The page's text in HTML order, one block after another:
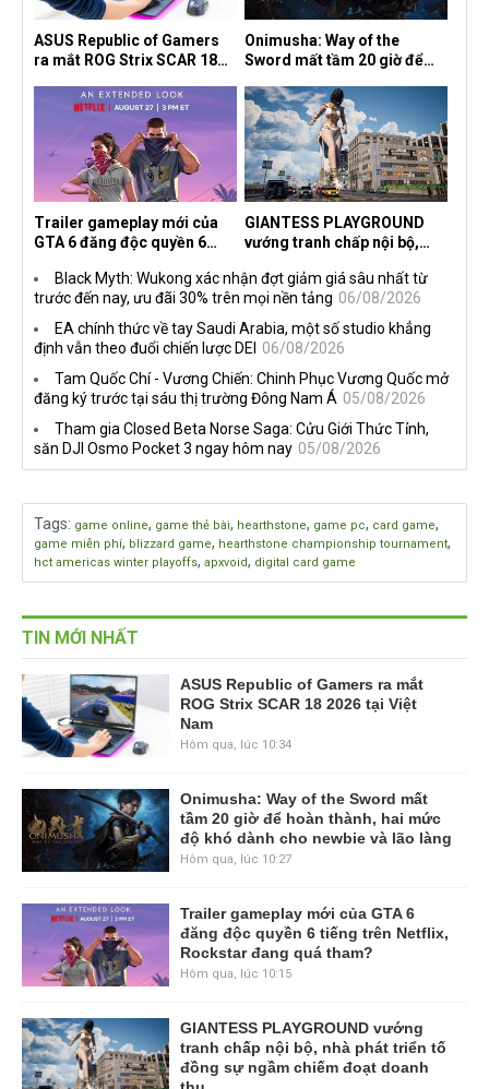
ASUS Republic of Gamers
ra mắt ROG Strix SCAR 18
Onimusha: Way of the
Sword mất tầm 20 giờ để
dành cho newbie và lão làng
Trailer gameplay mới của
GTA 6 đăng độc quyền 6
đang quá tham?
GIANTESS PLAYGROUND
vướng tranh chấp nội bộ,
ngầm chiếm đoạt doanh thu
Black Myth: Wukong xác nhận đợt giảm giá sâu nhất từ
trước đến nay, ưu đãi 30% trên mọi nền tảng 06/08/2026
EA chính thức về tay Saudi Arabia, một số studio khẳng
định vẫn theo đuổi chiến lược DEI 06/08/2026
Tam Quốc Chí - Vương Chiến: Chinh Phục Vương Quốc mở
đăng ký trước tại sáu thị trường Đông Nam Á 05/08/2026
Tham gia Closed Beta Norse Saga: Cửu Giới Thức Tỉnh,
săn DJI Osmo Pocket 3 ngay hôm nay 05/08/2026
Tags: game online, game thẻ bài, hearthstone, game pc, card game,
game miễn phí, blizzard game, hearthstone championship tournament,
hct americas winter playoffs, apxvoid, digital card game
TIN MỚI NHẤT
ASUS Republic of Gamers ra mắt
ROG Strix SCAR 18 2026 tại Việt
Nam
Hôm qua, lúc 10:34
Onimusha: Way of the Sword mất
tầm 20 giờ để hoàn thành, hai mức
độ khó dành cho newbie và lão làng
Hôm qua, lúc 10:27
Trailer gameplay mới của GTA 6
đăng độc quyền 6 tiếng trên Netflix,
Rockstar đang quá tham?
Hôm qua, lúc 10:15
GIANTESS PLAYGROUND vướng
tranh chấp nội bộ, nhà phát triển tố
đồng sự ngầm chiếm đoạt doanh